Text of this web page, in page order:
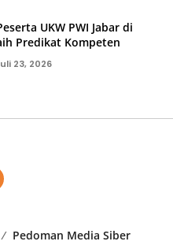
UKW PWI Jabar di
Predikat Kompeten‎‎
23, 2026
Pedoman Media Siber